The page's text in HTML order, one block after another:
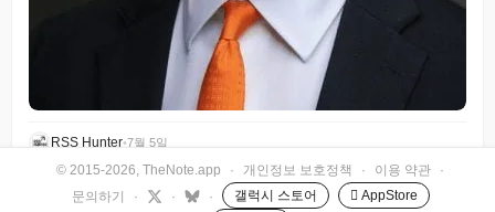
RSS Hunter•7월 5일
© 2015-2026, TheNote.app · 개인정보 보호정책 · 이용 약관
·
문의하기
· · · 갤럭시 스토어  AppStore